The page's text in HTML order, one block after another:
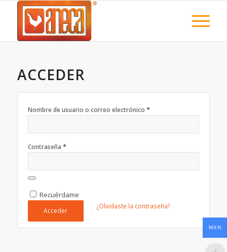
ACCEDER
Nombre de usuario o correo electrónico *
Contraseña *
Recuérdame
Acceder
¿Olvidaste la contraseña?
MXN